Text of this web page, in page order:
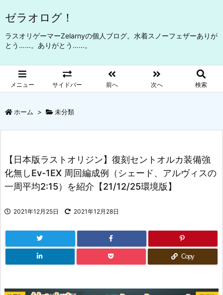
ゼラオログ！
ラスオリゲーマーZelarnyの個人ブログ。水着スノーフェザーありが
とう……。ありがとう……。
メニュー サイドバー 前へ 次へ 検索
ホーム > 未分類
【日本版ラストオリジン】復刻セントオルカ装備強
化無しEv-1EX 周回編成例（シェード、アルヴィスの
一周平均2:15）を紹介【21/12/25環境版】
2021年12月25日 2021年12月28日
Copy